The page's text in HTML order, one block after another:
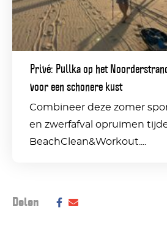
Noorderstrand:
gratis
sporten
voor
kust
Privé: Pullka op het
voor een schonere kust
Combineer deze zomer
en zwerfafval opruimen
BeachClean&Workout....
Delen DeelDelen